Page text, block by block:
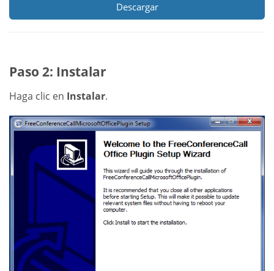
Descargar
Paso 2: Instalar
Haga clic en Instalar.